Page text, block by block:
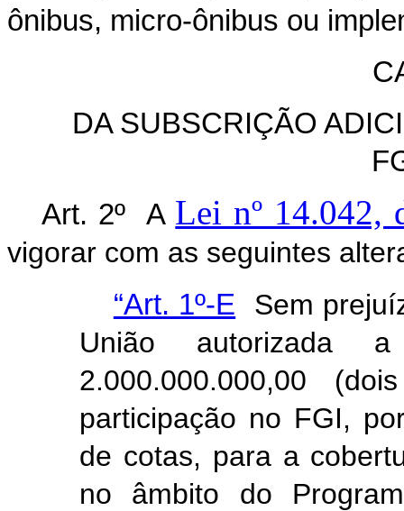
ônibus, micro-ônibus ou
DA SUBSCRIÇÃO
Art. 2º A Lei nº 14.042,
vigorar com as seguintes
“Art. 1º-E Sem
União autorizada
2.000.000.000,00
participação no FGI,
de cotas, para a
no âmbito do